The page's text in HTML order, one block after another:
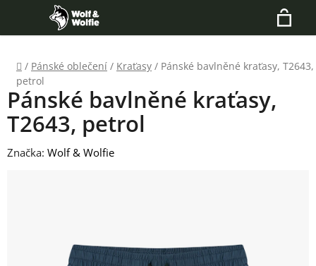
obsah
Hledat
Domů
/ Pánské oblečení / Kraťasy / Pánské bavlněné kraťasy, T2643,
petrol
Pánské bavlněné kraťasy,
T2643, petrol
Značka: Wolf & Wolfie